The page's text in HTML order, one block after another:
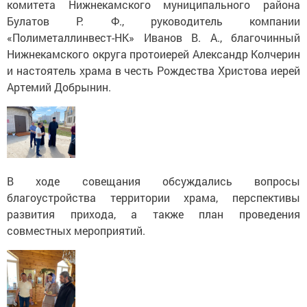
комитета Нижнекамского муниципального района
Булатов Р. Ф., руководитель компании
«Полиметаллинвест-НК» Иванов В. А., благочинный
Нижнекамского округа протоиерей Александр Колчерин
и настоятель храма в честь Рождества Христова иерей
Артемий Добрынин.
В ходе совещания обсуждались вопросы
благоустройства территории храма, перспективы
развития прихода, а также план проведения
совместных мероприятий.